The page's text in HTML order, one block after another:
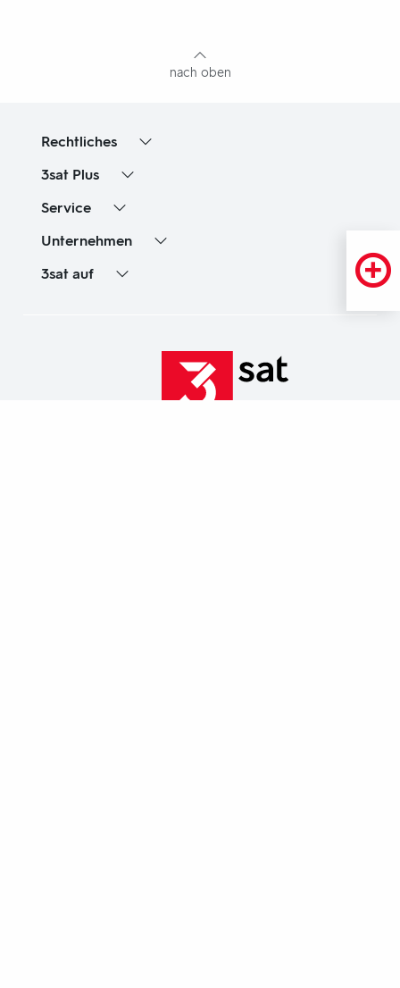
nach oben
Rechtliches
3sat Plus
Service
Unternehmen
3sat auf